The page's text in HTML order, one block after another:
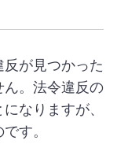
が見つかった
ん。法令違反の
なりますが、
す。